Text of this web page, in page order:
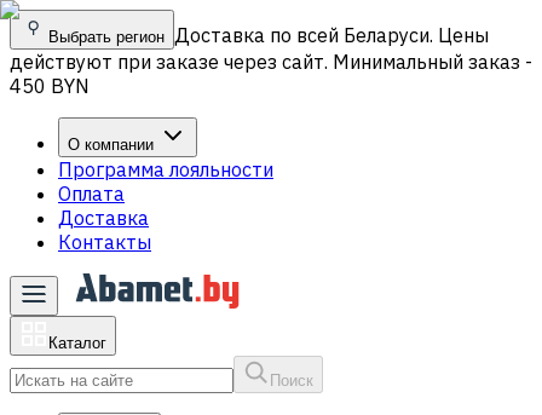
Выбрать регион Доставка по всей Беларуси. Цены
действуют при заказе через сайт. Минимальный заказ -
450 BYN
О компании
Программа лояльности
Оплата
Доставка
Контакты
Каталог
Поиск